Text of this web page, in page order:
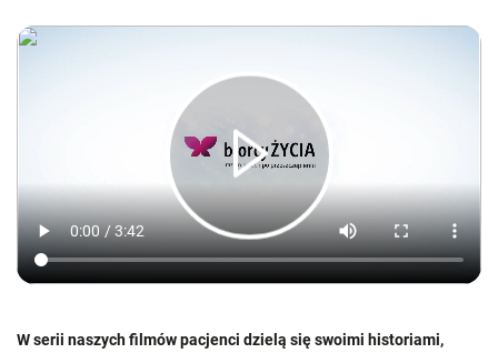
W serii naszych filmów pacjenci dzielą się swoimi historiami,